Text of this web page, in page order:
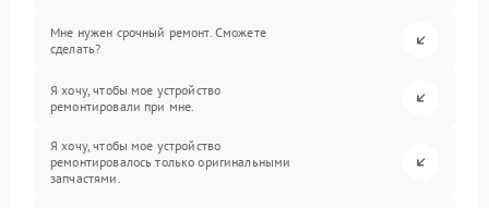
Мне нужен срочный ремонт. Сможете
сделать?
Я хочу, чтобы мое устройство
ремонтировали при мне.
Я хочу, чтобы мое устройство
ремонтировалось только оригинальными
запчастями.